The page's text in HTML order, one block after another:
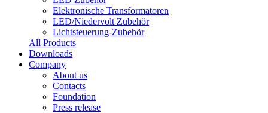
Elektronische Transformatoren
LED/Niedervolt Zubehör
Lichtsteuerung-Zubehör
All Products
Downloads
Company
About us
Contacts
Foundation
Press release